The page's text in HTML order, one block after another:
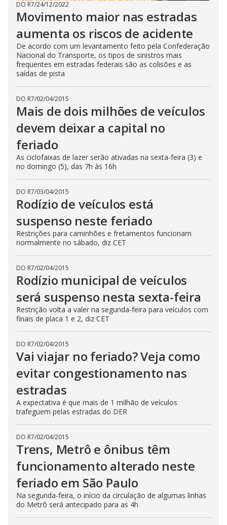
DO R7/24/12/2022
Movimento maior nas estradas
aumenta os riscos de acidente
De acordo com um levantamento feito pela Confederação
Nacional do Transporte, os tipos de sinistros mais
frequentes em estradas federais são as colisões e as
saídas de pista
DO R7/02/04/2015
Mais de dois milhões de veículos
devem deixar a capital no
feriado
As ciclofaixas de lazer serão ativadas na sexta-feira (3) e
no domingo (5), das 7h às 16h
DO R7/03/04/2015
Rodízio de veículos está
suspenso neste feriado
Restrições para caminhões e fretamentos funcionam
normalmente no sábado, diz CET
DO R7/02/04/2015
Rodízio municipal de veículos
será suspenso nesta sexta-feira
Restrição volta a valer na segunda-feira para veículos com
finais de placa 1 e 2, diz CET
DO R7/02/04/2015
Vai viajar no feriado? Veja como
evitar congestionamento nas
estradas
A expectativa é que mais de 1 milhão de veículos
trafeguem pelas estradas do DER
DO R7/02/04/2015
Trens, Metrô e ônibus têm
funcionamento alterado neste
feriado em São Paulo
Na segunda-feira, o início da circulação de algumas linhas
do Metrô será antecipado para as 4h